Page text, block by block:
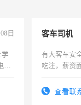
日
学
脑
客车司机
有大客车安
吃注，薪资
查看联